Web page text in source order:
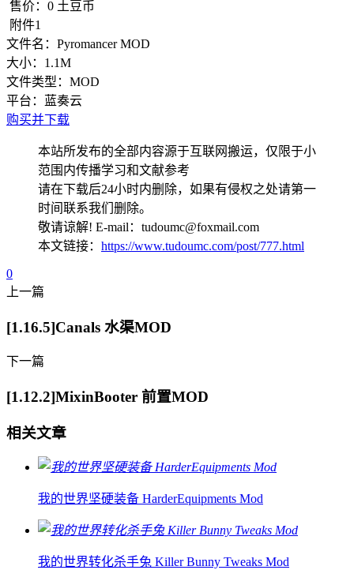
售价： 0 土豆币
附件1
文件名： Pyromancer MOD
大小： 1.1M
文件类型： MOD
平台：
蓝奏云
购买并下载
本站所发布的全部内容源于互联网搬运，仅限于小
范围内传播学习和文献参考
请在下载后24小时内删除，如果有侵权之处请第一
时间联系我们删除。
敬请谅解! E-mail：tudoumc@foxmail.com
本文链接： https://www.tudoumc.com/post/777.html
0
上一篇
[1.16.5]Canals 水渠MOD
下一篇
[1.12.2]MixinBooter 前置MOD
相关文章
我的世界坚硬装备 HarderEquipments Mod
我的世界转化杀手兔 Killer Bunny Tweaks Mod